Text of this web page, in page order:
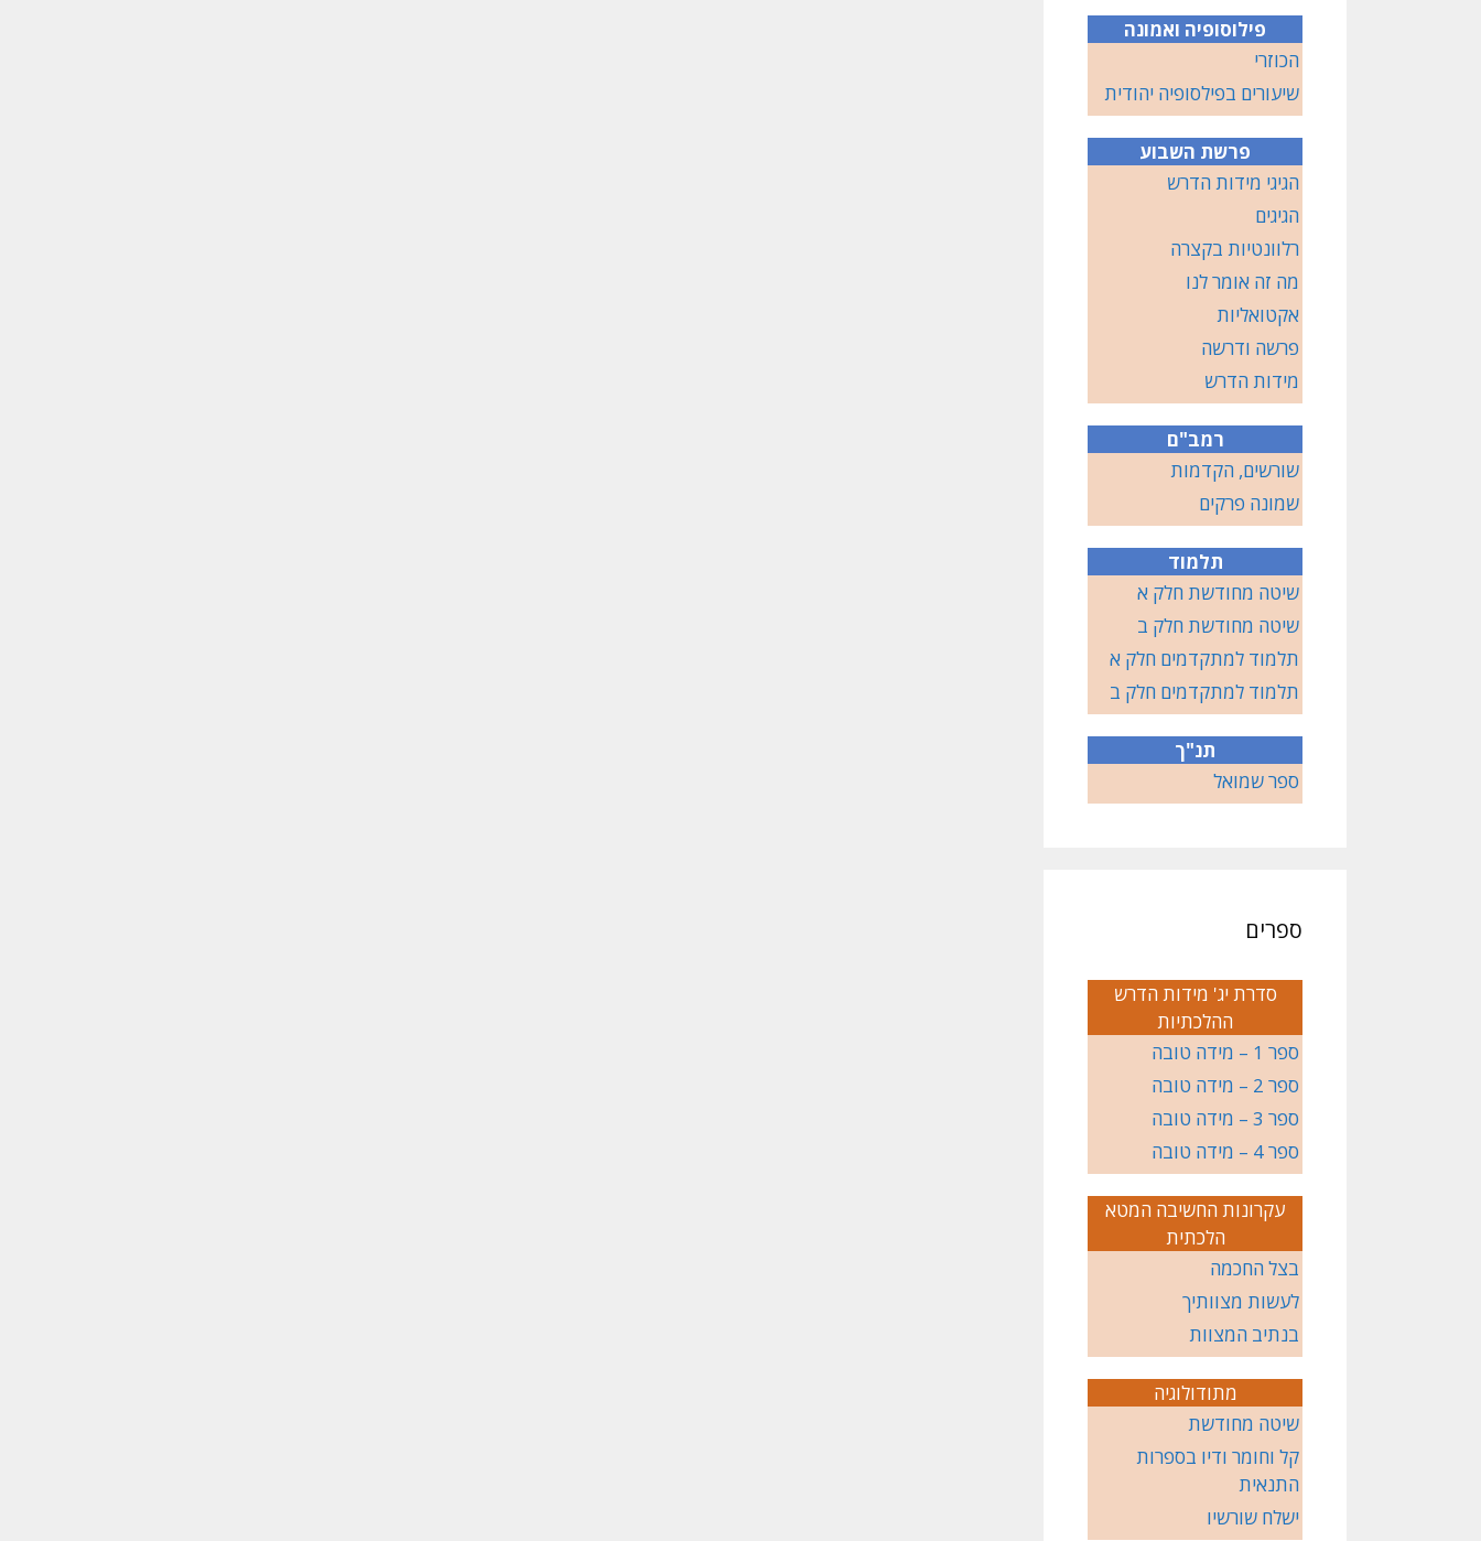
פילוסופיה ואמונה
הכוזרי
שיעורים בפילסופיה יהודית
פרשת השבוע
הגיגי מידות הדרש
הגיגים
רלוונטיות בקצרה
מה זה אומר לנו
אקטואליות
פרשה ודרשה
מידות הדרש
רמב"ם
שורשים, הקדמות
שמונה פרקים
תלמוד
שיטה מחודשת חלק א
שיטה מחודשת חלק ב
תלמוד למתקדמים חלק א
תלמוד למתקדמים חלק ב
תנ"ך
ספר שמואל
ספרים
סדרת יג' מידות הדרש
ההלכתיות
ספר 1 – מידה טובה
ספר 2 – מידה טובה
ספר 3 – מידה טובה
ספר 4 – מידה טובה
עקרונות החשיבה המטא
הלכתית
בצל החכמה
לעשות מצוותיך
בנתיב המצוות
מתודולוגיה
שיטה מחודשת
קל וחומר ודיו בספרות
התנאית
ישלח שורשיו